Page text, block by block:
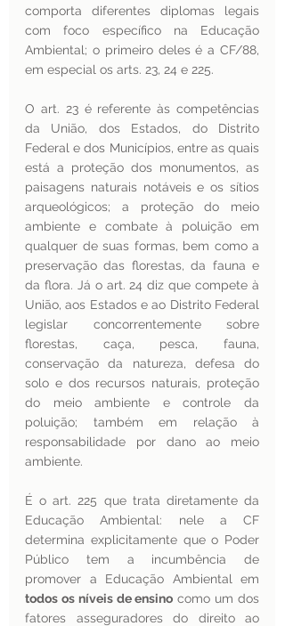
comporta diferentes diplomas legais
com foco específico na Educação
Ambiental; o primeiro deles é a CF/88,
em especial os arts. 23, 24 e 225.
O art. 23 é referente às competências
da União, dos Estados, do Distrito
Federal e dos Municípios, entre as quais
está a proteção dos monumentos, as
paisagens naturais notáveis e os sítios
arqueológicos; a proteção do meio
ambiente e combate à poluição em
qualquer de suas formas, bem como a
preservação das florestas, da fauna e
da flora. Já o art. 24 diz que compete à
União, aos Estados e ao Distrito Federal
legislar concorrentemente sobre
florestas, caça, pesca, fauna,
conservação da natureza, defesa do
solo e dos recursos naturais, proteção
do meio ambiente e controle da
poluição; também em relação à
responsabilidade por dano ao meio
ambiente.
É o art. 225 que trata diretamente da
Educação Ambiental: nele a CF
determina explicitamente que o Poder
Público tem a incumbência de
todos os níveis de ensino como um dos
fatores asseguradores do direito ao